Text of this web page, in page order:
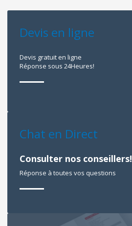
Devis en ligne
Devis gratuit en ligne
Réponse sous 24Heures!
Chat en Direct
Consulter nos conseillers!
Réponse à toutes vos questions